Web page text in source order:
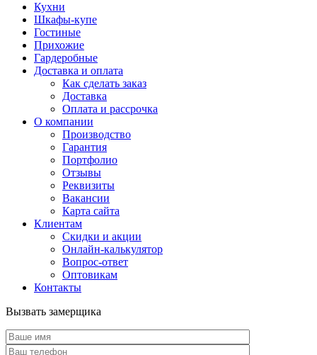
Кухни
Шкафы-купе
Гостиные
Прихожие
Гардеробные
Доставка и оплата
Как сделать заказ
Доставка
Оплата и рассрочка
О компании
Производство
Гарантия
Портфолио
Отзывы
Реквизиты
Вакансии
Карта сайта
Клиентам
Скидки и акции
Онлайн-калькулятор
Вопрос-ответ
Оптовикам
Контакты
Вызвать замерщика